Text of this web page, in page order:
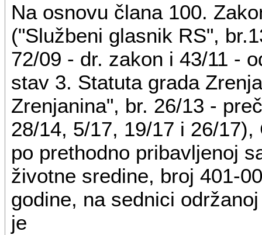
Na osnovu člana 100.
("Službeni glasnik RS",
72/09 - dr. zakon i 43/11 -
stav 3. Statuta grada
Zrenjanina", br. 26/13 -
28/14, 5/17, 19/17 i 26/
po prethodno pribavljenoj
životne sredine, broj 401-
godine, na sednici
je